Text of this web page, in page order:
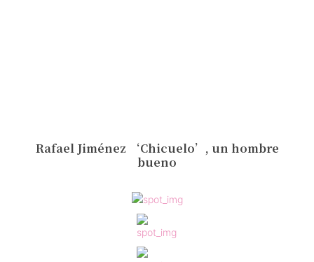
Rafael Jiménez ‘Chicuelo’, un hombre
bueno